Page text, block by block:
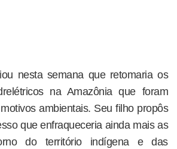
nesta semana que retomaria os
na Amazônia que foram
ambientais. Seu filho propôs
que enfraqueceria ainda mais as
do território indígena e das